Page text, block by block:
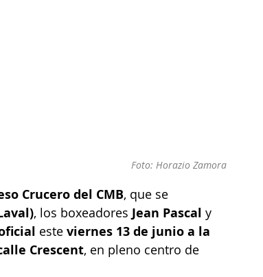
Foto: Horazio Zamora
Crucero del CMB, que se
, los boxeadores Jean Pascal y
este viernes 13 de junio a la
Crescent, en pleno centro de